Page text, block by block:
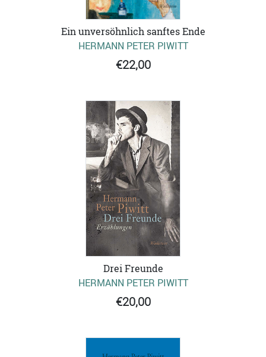
Ein unversöhnlich sanftes Ende
HERMANN PETER PIWITT
€22,00
Drei Freunde
HERMANN PETER PIWITT
€20,00